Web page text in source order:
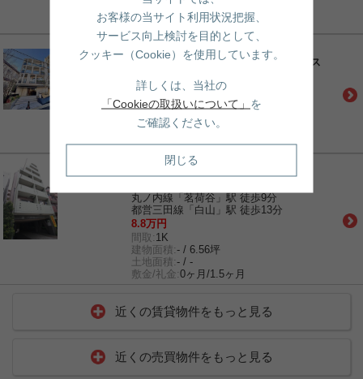
土地面積: - / -
敷金/礼金: 1ヶ月/1ヶ月
売買｜新築マンション
ディアナコート小石川播磨坂レジデンス
丸ノ内線「茗荷谷」駅 徒歩7分
都営三田線「白山」駅 徒歩15分
2億3,900万円
間取:1LDK
建物面積:- / 21.47坪
土地面積:- / -
賃貸｜マンション
丸ノ内線「茗荷谷」駅 徒歩9分
都営三田線「白山」駅 徒歩13分
8.8万円
間取: 1K
建物面積:- / 6.56坪
土地面積:- / -
敷金/礼金:0ヶ月/1.5ヶ月
近くの賃貸物件をもっと見る
近くの売買物件をもっと見る
お客様の当サイト利用状況把握、
サービス向上検討を目的として、
クッキー（Cookie）を使用しています。
詳しくは、当社の
「Cookieの取扱いについて」 を
ご確認ください。
閉じる